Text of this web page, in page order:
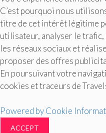
C’est pourquoi nous
titre de cet intérêt légitime
utilisateur, analyser le
les réseaux sociaux et
proposer des offres
En poursuivant votre
cookies et traceurs de
Powered by Cookie
ACCEPT